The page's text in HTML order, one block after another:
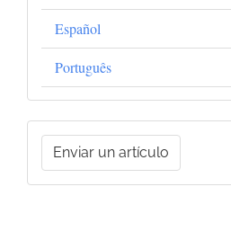
Español
Português
Enviar
unEnviar un artículo